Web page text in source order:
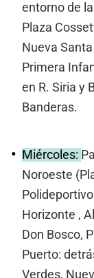
entorno de
Plaza
Nueva
Primera
en R. Siria y
Banderas.
Miércoles:
Noroeste
Horizonte ,
Don Bosco,
Puerto:
Verdes,